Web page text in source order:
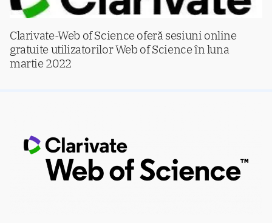
Clarivate-Web of Science oferă sesiuni online
gratuite utilizatorilor Web of Science în luna
martie 2022